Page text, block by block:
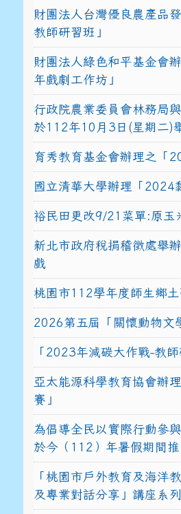
財團法人台灣優良農產品
教師研習班」
財團法人綠色和平基金會
年戲劇工作坊」
行政院農業委員會林務局
於112年10月3日(星期二)
育秀教育基金會辦理之「
國立清華大學辦理「2024
裕民田更改9/21菜單:原玉
新北市政府稅捐稽徵處舉
戲
桃園市112學年度師生鄉
2026第五屆「關懷動物文
「2023年減碳大作戰-教師
亞太能源科學教育協會辦
賽」
為倡導全民以實際行動參
於今（112）年暑假期間
「桃園市戶外教育及海洋
及專業對話分享」講座系